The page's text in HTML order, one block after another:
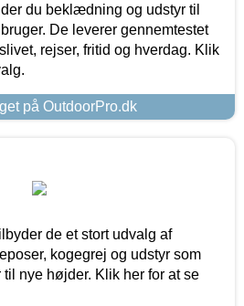
du beklædning og udstyr til
De leverer gennemtestet
rejser, fritid og hverdag. Klik
på OutdoorPro.dk
de et stort udvalg af
kogegrej og udstyr som
nye højder. Klik her for at se